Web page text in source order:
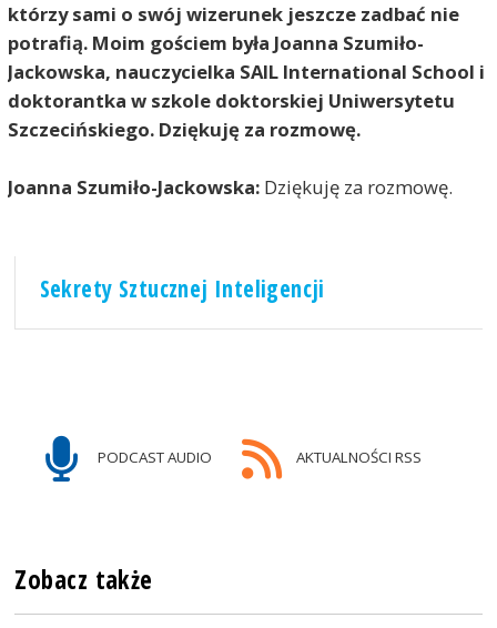
którzy sami o swój wizerunek jeszcze zadbać nie
potrafią. Moim gościem była Joanna Szumiło-
Jackowska, nauczycielka SAIL International School i
doktorantka w szkole doktorskiej Uniwersytetu
Szczecińskiego. Dziękuję za rozmowę.
Joanna Szumiło-Jackowska:Dziękuję za rozmowę.
Sekrety Sztucznej Inteligencji
PODCAST AUDIO AKTUALNOŚCI RSS
Zobacz także